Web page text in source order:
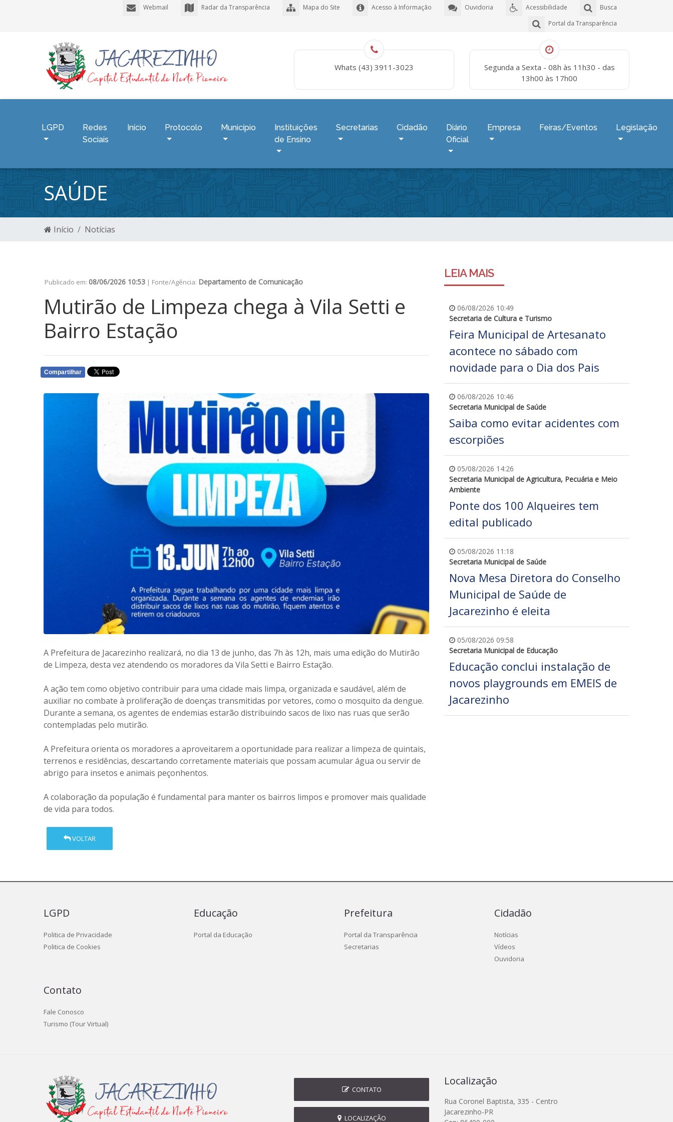
Busca
Acessibilidade
Ouvidoria
Acesso à Informação
Mapa do Site
Radar da Transparência
Webmail
Portal da Transparência
Whats (43) 3911-3023
Segunda a Sexta - 08h às 11h30 - das
13h00 às 17h00
LGPD
Redes
Sociais
Início Protocolo Município
Instituições
de Ensino
Secretarias Cidadão
Diário
Oficial
Empresa Feiras/Eventos Legislação
SAÚDE
Início Notícias
Publicado em: 08/06/2026 10:53 | Fonte/Agência: Departamento de Comunicação
Mutirão de Limpeza chega à Vila Setti e
Bairro Estação
Compartilhar
A Prefeitura de Jacarezinho realizará, no dia 13 de junho, das 7h às 12h, mais uma edição do Mutirão
de Limpeza, desta vez atendendo os moradores da Vila Setti e Bairro Estação.
A ação tem como objetivo contribuir para uma cidade mais limpa, organizada e saudável, além de
auxiliar no combate à proliferação de doenças transmitidas por vetores, como o mosquito da dengue.
Durante a semana, os agentes de endemias estarão distribuindo sacos de lixo nas ruas que serão
contempladas pelo mutirão.
A Prefeitura orienta os moradores a aproveitarem a oportunidade para realizar a limpeza de quintais,
terrenos e residências, descartando corretamente materiais que possam acumular água ou servir de
abrigo para insetos e animais peçonhentos.
A colaboração da população é fundamental para manter os bairros limpos e promover mais qualidade
de vida para todos.
VOLTAR
LEIA MAIS
06/08/2026 10:49
Secretaria de Cultura e Turismo
Feira Municipal de Artesanato
acontece no sábado com
novidade para o Dia dos Pais
06/08/2026 10:46
Secretaria Municipal de Saúde
Saiba como evitar acidentes com
escorpiões
05/08/2026 14:26
Secretaria Municipal de Agricultura, Pecuária e Meio
Ambiente
Ponte dos 100 Alqueires tem
edital publicado
05/08/2026 11:18
Secretaria Municipal de Saúde
Nova Mesa Diretora do Conselho
Municipal de Saúde de
Jacarezinho é eleita
05/08/2026 09:58
Secretaria Municipal de Educação
Educação conclui instalação de
novos playgrounds em EMEIS de
Jacarezinho
LGPD
Politica de Privacidade
Politica de Cookies
Educação
Portal da Educação
Prefeitura
Portal da Transparência
Secretarias
Cidadão
Notícias
Vídeos
Ouvidoria
Contato
Fale Conosco
Turismo (Tour Virtual)
CONTATO
LOCALIZAÇÃO
Localização
Rua Coronel Baptista, 335 - Centro
Jacarezinho-PR